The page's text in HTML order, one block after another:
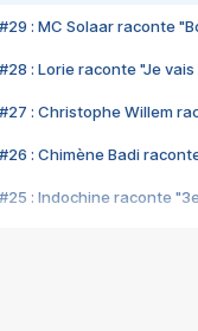
#29 : MC Solaar raconte
#28 : Lorie raconte "Je
#27 : Christophe Willem
#26 : Chimène Badi
#25 : Indochine raconte